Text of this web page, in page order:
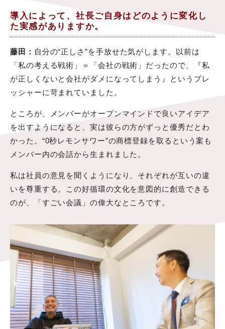
導入によって、社長ご自身はどのように変化し
た実感がありますか。
藤田： 自分の“正しさ”を手放せた気がします。以前は
「私の考える戦術」＝「会社の戦術」だったので、『私
が正しくないと会社がダメになってしまう』というプレ
ッシャーに苛まれていました。
ところが、メンバーがオープンマインドで良いアイデア
を出すようになると、実は彼らの方がずっと優秀だとわ
かった。“0秒レモンサワー”の商標登録を取るという案も
メンバー内の会話から生まれました。
私は社員の意見を聞くようになり、それぞれが互いの違
いを尊重する。この好循環の文化を意図的に創造できる
のが、「すごい会議」の偉大なところです。